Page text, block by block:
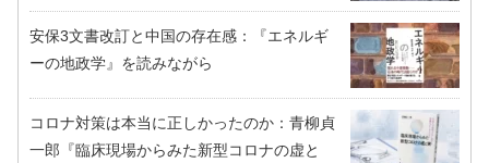
安保3文書改訂と中国の存在感：『エネルギ
ーの地政学』を読みながら
コロナ対策は本当に正しかったのか：青柳貞
一郎『臨床現場からみた新型コロナの虚と